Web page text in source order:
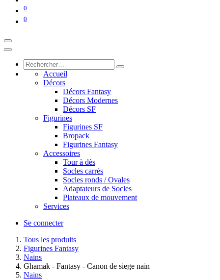
0
0
Accueil
Décors
Décors Fantasy
Décors Modernes
Décors SF
Figurines
Figurines SF
Bropack
Figurines Fantasy
Accessoires
Tour à dès
Socles carrés
Socles ronds / Ovales
Adaptateurs de Socles
Plateaux de mouvement
Services
Se connecter
Tous les produits
Figurines Fantasy
Nains
Ghamak - Fantasy - Canon de siege nain
Nains